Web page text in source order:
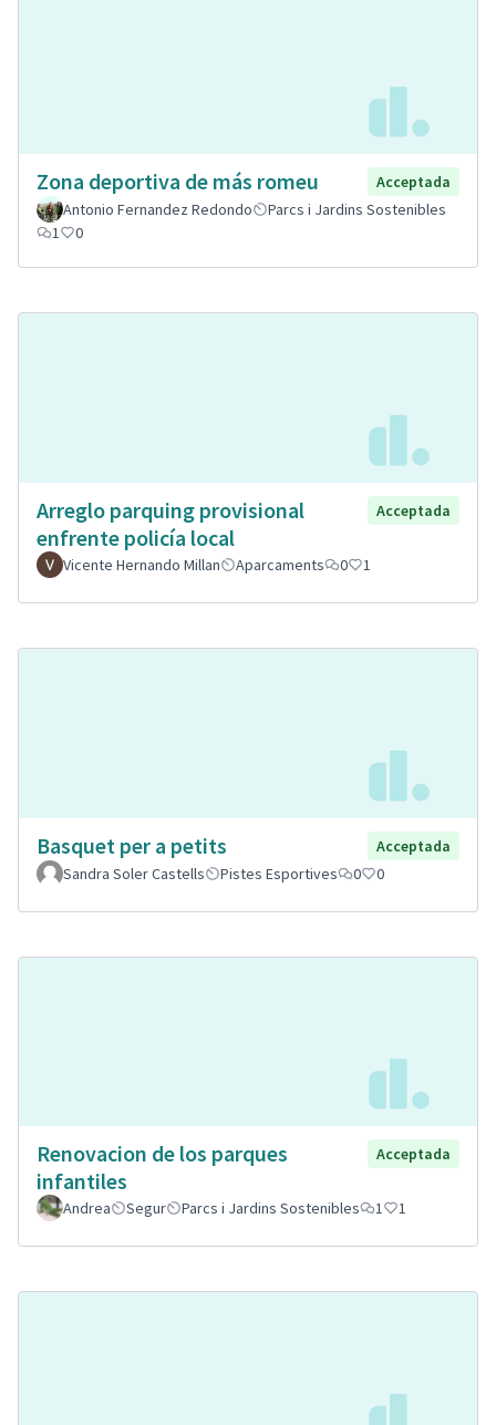
Zona deportiva de más romeu
Acceptada
Antonio Fernandez Redondo
Parcs i Jardins Sostenibles
1
0
Arreglo parquing provisional
enfrente policía local
Acceptada
Vicente Hernando Millan Aparcaments 0 1
Basquet per a petits
Acceptada
Sandra Soler Castells
Pistes Esportives 0 0
Renovacion de los parques
infantiles
Acceptada
Andrea Segur Parcs i Jardins Sostenibles 1 1